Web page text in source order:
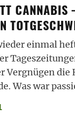
einmal
Vergnügen
Was war